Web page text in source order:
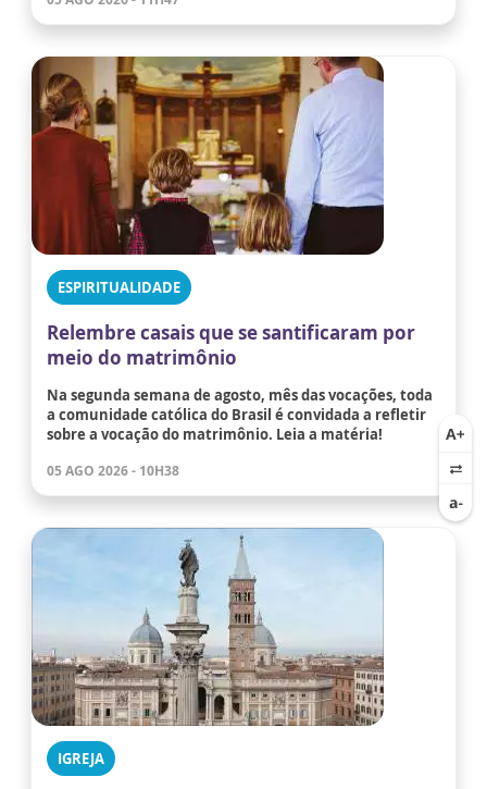
ESPIRITUALIDADE
Relembre casais que se santificaram por
meio do matrimônio
Na segunda semana de agosto, mês das vocações, toda
a comunidade católica do Brasil é convidada a refletir
sobre a vocação do matrimônio. Leia a matéria!
05 AGO 2026 - 10H38
IGREJA